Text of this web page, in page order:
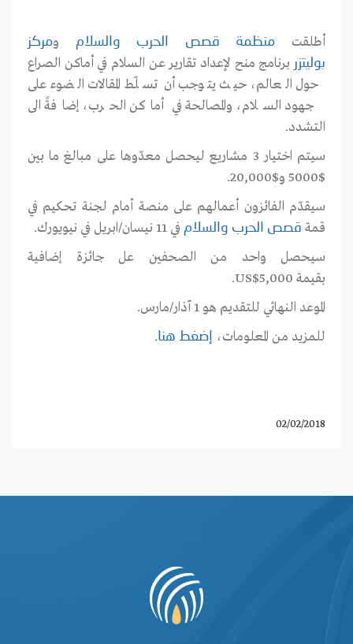
أطلقت منظمة قصص الحرب والسلام ومركز
بوليتزر برنامج منح لإعداد تقارير عن السلام في أماكن الصراع
حول العالم، حيث يتوجب أن تسلّط المقالات الضوء على
جهود السلام، والمصالحة في أماكن الحرب، إضافةً الى
التشدد.
سيتم اختيار 3 مشاريع ليحصل معدّوها على مبالغ ما بين
$5000 و$20,000.
سيقدّم الفائزون أعمالهم على منصة أمام لجنة تحكيم في
قمة قصص الحرب والسلام في 11 نيسان/ابريل في نيويورك.
سيحصل واحد من الصحفين عل جائزة إضافية
بقيمة US$5,000.
الموعد النهائي للتقديم هو 1 آذار/مارس.
للمزيد من المعلومات،
إضغط هنا.
02/02/2018